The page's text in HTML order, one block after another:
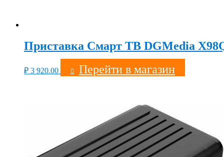
Приставка Смарт ТВ DGMedia
₽ 3 920.00 Перейти в магазин